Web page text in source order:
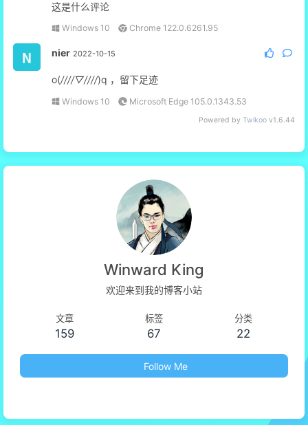
这是什么评论
Windows 10 Chrome 122.0.6261.95
nier 2022-10-15
o(////▽////)q ，留下足迹
Windows 10 Microsoft Edge 105.0.1343.53
Powered by Twikoo v1.6.44
Winward King
欢迎来到我的博客小站
文章
159
标签
67
分类
22
Follow Me